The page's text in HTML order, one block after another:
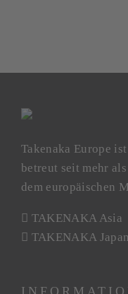
Takenaka Europe
betreut seit mehr
dem europäischen
TAKENAKA Asia
TAKENAKA Japan